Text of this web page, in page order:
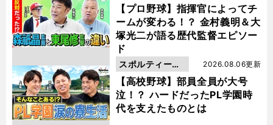
【プロ野球】指揮官によってチ
ームが変わる！？ 金村義明＆大
塚光二が語る歴代監督エピソー
ド
動画
【高校野球】部員全員が大号
泣！？ ハードだったPL学園時
代を支えたものとは
2026.08.06更新
スポルティーバ
動画